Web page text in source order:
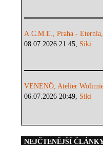
A.C.M.E., Praha -
08.07.2026 21:45, Siki
VENENÖ, Atelier
06.07.2026 20:49, Siki
NEJČTENĚJŠÍ